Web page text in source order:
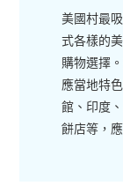
美國村最
式各樣的
購物選擇
應當地特
館、印度
餅店等，